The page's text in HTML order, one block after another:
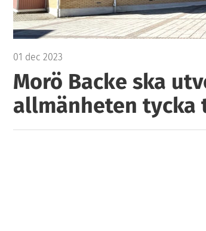
01 dec 2023
Morö Backe ska
allmänheten tycka